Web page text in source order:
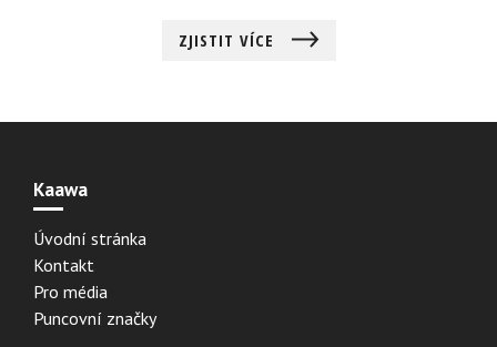
ZJISTIT VÍCE
Kaawa
Úvodní stránka
Kontakt
Pro média
Puncovní značky